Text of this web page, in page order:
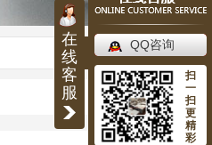
搜索
在
线
客
服
QQ咨询
扫
一
扫
更
精
彩